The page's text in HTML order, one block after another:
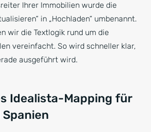
Ihrer Immobilien wurde die
in „Hochladen“ umbenannt.
wir die Textlogik rund um die
vereinfacht. So wird schneller klar,
ausgeführt wird.
Idealista-Mapping für